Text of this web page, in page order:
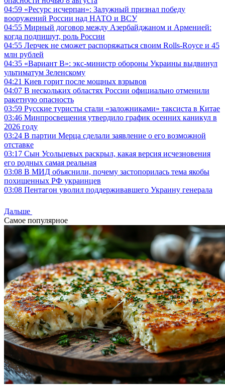
04:59 «Ресурс исчерпан»: Залужный признал победу
вооружений России над НАТО и ВСУ
04:55 Мирный договор между Азербайджаном и Арменией:
когда подпишут, роль России
04:55 Лерчек не сможет распоряжаться своим Rolls-Royce и 45
млн рублей
04:35 «Вариант B»: экс-министр обороны Украины выдвинул
ультиматум Зеленскому
04:21 Киев горит после мощных взрывов
04:07 В нескольких областях России официально отменили
ракетную опасность
03:59 Русские туристы стали «заложниками» таксиста в Китае
03:46 Минпросвещения утвердило график осенних каникул в
2026 году
03:24 В партии Мерца сделали заявление о его возможной
отставке
03:17 Сын Усольцевых раскрыл, какая версия исчезновения
его родных самая реальная
03:08 В МИД объяснили, почему застопорилась тема якобы
похищенных РФ украинцев
03:08 Пентагон уволил поддерживавшего Украину генерала
Дальше
Самое популярное